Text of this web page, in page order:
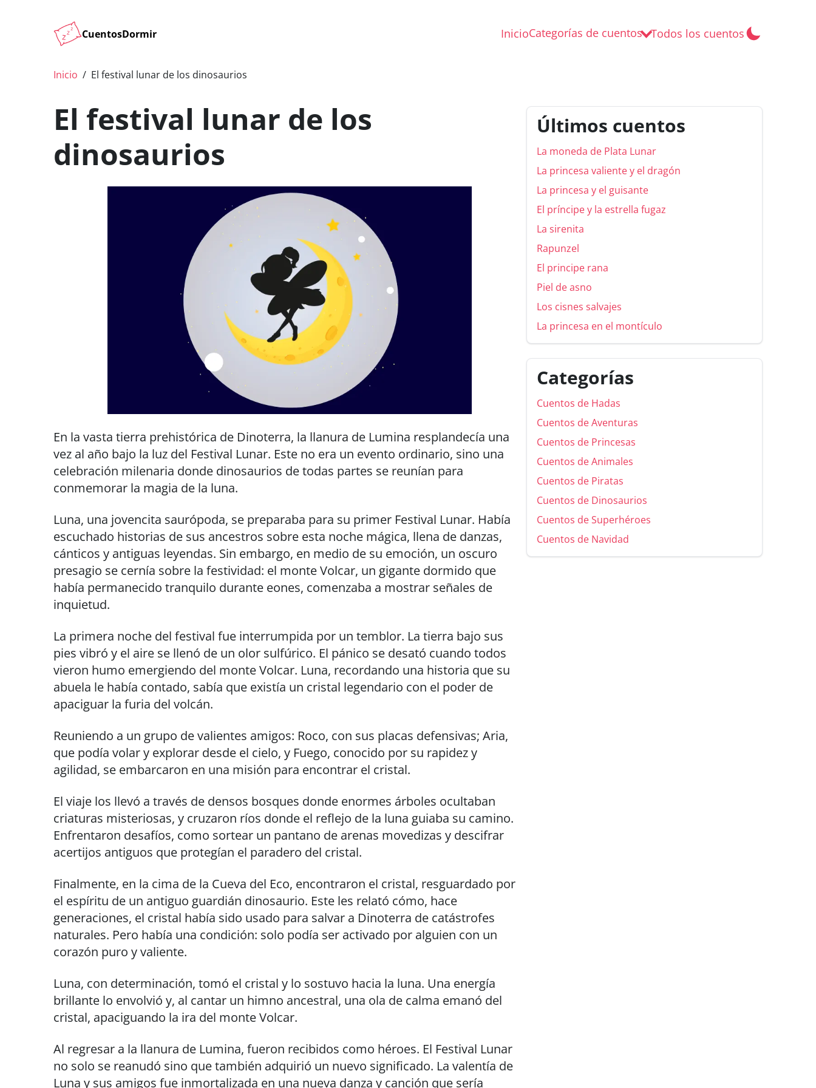
CuentosDormir InicioCategorías de cuentos Todos los cuentos
Inicio El festival lunar de los dinosaurios
El festival lunar de los
dinosaurios
En la vasta tierra prehistórica de Dinoterra, la llanura de Lumina resplandecía una
vez al año bajo la luz del Festival Lunar. Este no era un evento ordinario, sino una
celebración milenaria donde dinosaurios de todas partes se reunían para
conmemorar la magia de la luna.
Luna, una jovencita saurópoda, se preparaba para su primer Festival Lunar. Había
escuchado historias de sus ancestros sobre esta noche mágica, llena de danzas,
cánticos y antiguas leyendas. Sin embargo, en medio de su emoción, un oscuro
presagio se cernía sobre la festividad: el monte Volcar, un gigante dormido que
había permanecido tranquilo durante eones, comenzaba a mostrar señales de
inquietud.
La primera noche del festival fue interrumpida por un temblor. La tierra bajo sus
pies vibró y el aire se llenó de un olor sulfúrico. El pánico se desató cuando todos
vieron humo emergiendo del monte Volcar. Luna, recordando una historia que su
abuela le había contado, sabía que existía un cristal legendario con el poder de
apaciguar la furia del volcán.
Reuniendo a un grupo de valientes amigos: Roco, con sus placas defensivas; Aria,
que podía volar y explorar desde el cielo, y Fuego, conocido por su rapidez y
agilidad, se embarcaron en una misión para encontrar el cristal.
El viaje los llevó a través de densos bosques donde enormes árboles ocultaban
criaturas misteriosas, y cruzaron ríos donde el reflejo de la luna guiaba su camino.
Enfrentaron desafíos, como sortear un pantano de arenas movedizas y descifrar
acertijos antiguos que protegían el paradero del cristal.
Finalmente, en la cima de la Cueva del Eco, encontraron el cristal, resguardado por
el espíritu de un antiguo guardián dinosaurio. Este les relató cómo, hace
generaciones, el cristal había sido usado para salvar a Dinoterra de catástrofes
naturales. Pero había una condición: solo podía ser activado por alguien con un
corazón puro y valiente.
Luna, con determinación, tomó el cristal y lo sostuvo hacia la luna. Una energía
brillante lo envolvió y, al cantar un himno ancestral, una ola de calma emanó del
cristal, apaciguando la ira del monte Volcar.
Al regresar a la llanura de Lumina, fueron recibidos como héroes. El Festival Lunar
no solo se reanudó sino que también adquirió un nuevo significado. La valentía de
Luna y sus amigos fue inmortalizada en una nueva danza y canción que sería
Últimos cuentos
La moneda de Plata Lunar
La princesa valiente y el dragón
La princesa y el guisante
El príncipe y la estrella fugaz
La sirenita
Rapunzel
El principe rana
Piel de asno
Los cisnes salvajes
La princesa en el montículo
Categorías
Cuentos de Hadas
Cuentos de Aventuras
Cuentos de Princesas
Cuentos de Animales
Cuentos de Piratas
Cuentos de Dinosaurios
Cuentos de Superhéroes
Cuentos de Navidad